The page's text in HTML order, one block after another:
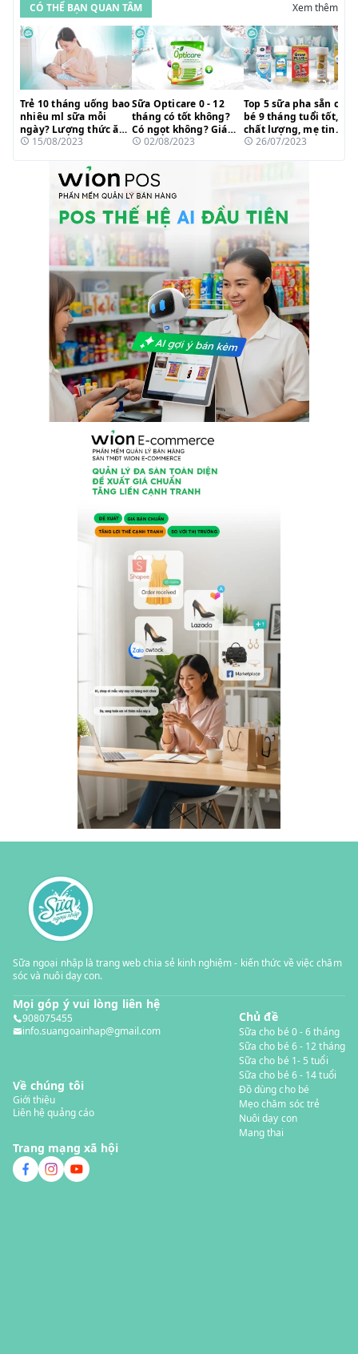
CÓ THỂ BẠN QUAN TÂM Xem thêm
Trẻ 10 tháng uống bao
nhiêu ml sữa mỗi
ngày? Lượng thức ăn
cần thiết
15/08/2023
Sữa Opticare 0 - 12
tháng có tốt không?
Có ngọt không? Giá
bao nhiêu?
02/08/2023
Top 5 sữa pha sẵn cho
bé 9 tháng tuổi tốt,
chất lượng, mẹ tin
dùng26/07/2023
Sữa ngoại nhập là trang web chia sẻ kinh nghiệm - kiến thức về việc chăm
sóc và nuôi dạy con.
Mọi góp ý vui lòng liên hệ
908075455
info.suangoainhap@gmail.com
Về chúng tôi
Giới thiệu
Liên hệ quảng cáo
Trang mạng xã hội
Chủ đề
Sữa cho bé 0 - 6 tháng
Sữa cho bé 6 - 12 tháng
Sữa cho bé 1- 5 tuổi
Sữa cho bé 6 - 14 tuổi
Đồ dùng cho bé
Mẹo chăm sóc trẻ
Nuôi dạy con
Mang thai